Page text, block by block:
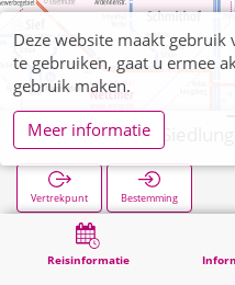
Reisinformatie
Krauthausen Siedlung
Vertrekpunt Bestemming
Zoekopracht
Deze website maakt
te gebruiken, gaat u ermee
gebruik maken.
Meer informatie